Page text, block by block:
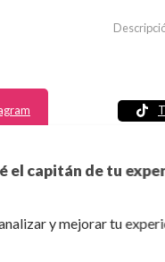
el capitán de tu
y mejorar tu
Política